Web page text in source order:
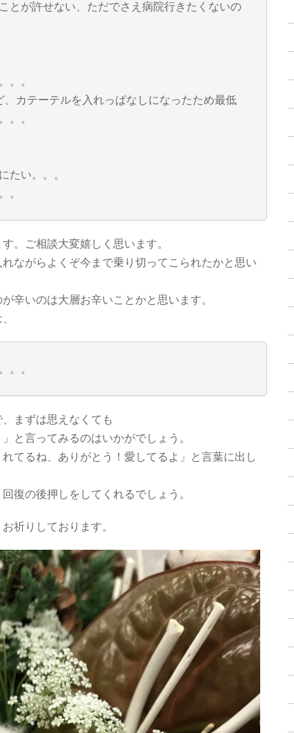
とが許せない、ただでさえ病院行きたくないの
。。
カテーテルを入れっぱなしになったため最低
。。
たい。。。
。
。ご相談大変嬉しく思います。
ながらよくぞ今まで乗り切ってこられたかと思い
辛いのは大層お辛いことかと思います。
。。
まずは思えなくても
と言ってみるのはいかがでしょう。
てるね、ありがとう！愛してるよ」と言葉に出し
復の後押しをしてくれるでしょう。
祈りしております。